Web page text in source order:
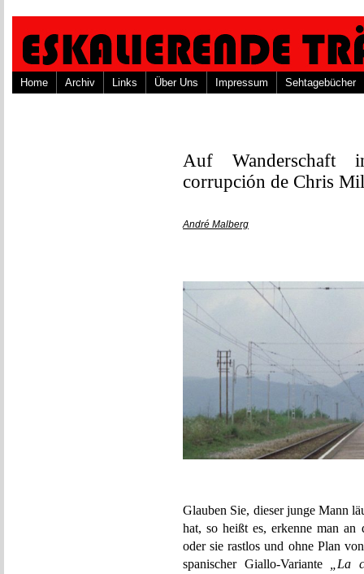
Home Archiv Links Über Uns Impressum Sehtagebücher
Auf Wanderschaft
corrupción de Chris
André Malberg
Glauben Sie, dieser junge Mann
hat, so heißt es, erkenne man
oder sie rastlos und ohne Plan
spanischer Giallo-Variante
„La